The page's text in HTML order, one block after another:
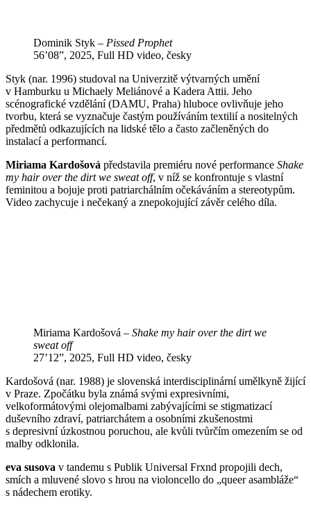
Dominik Styk – Pissed Prophet
56’08”, 2025, Full HD video, česky
Styk (nar. 1996) studoval na Univerzitě výtvarných umění
v Hamburku u Michaely Meliánové a Kadera Attii. Jeho
scénografické vzdělání (DAMU, Praha) hluboce ovlivňuje jeho
tvorbu, která se vyznačuje častým používáním textilií a nositelných
předmětů odkazujících na lidské tělo a často začleněných do
instalací a performancí.
Miriama Kardošová představila premiéru nové performance Shake
my hair over the dirt we sweat off, v níž se konfrontuje s vlastní
feminitou a bojuje proti patriarchálním očekáváním a stereotypům.
Video zachycuje i nečekaný a znepokojující závěr celého díla.
Miriama Kardošová – Shake my hair over the dirt we
sweat off
27’12”, 2025, Full HD video, česky
Kardošová (nar. 1988) je slovenská interdisciplinární umělkyně žijící
v Praze. Zpočátku byla známá svými expresivními,
velkoformátovými olejomalbami zabývajícími se stigmatizací
duševního zdraví, patriarchátem a osobními zkušenostmi
s depresivní úzkostnou poruchou, ale kvůli tvůrčím omezením se od
malby odklonila.
eva susova v tandemu s Publik Universal Frxnd propojili dech,
smích a mluvené slovo s hrou na violoncello do „queer asambláže“
s nádechem erotiky.